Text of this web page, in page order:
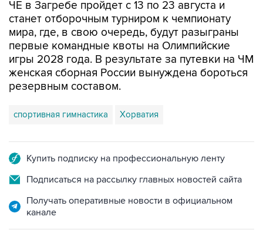
мира, где, в свою очередь, будут разыграны
первые командные квоты на Олимпийские
игры 2028 года. В результате за путевки на ЧМ
женская сборная России вынуждена бороться
резервным составом.
спортивная гимнастика Хорватия
Подписаться на рассылку главных новостей сайта
Получать оперативные новости в официальном
канале
НОВОСТИ ПО ТЕМЕ